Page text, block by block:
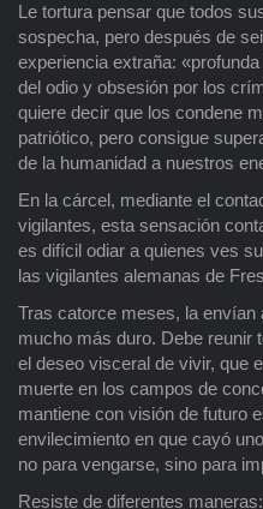
Le tortura pensar que todos
sospecha, pero después de
experiencia extraña:
del odio y obsesión por los
quiere decir que los condene
patriótico, pero consigue
de la humanidad a nuestros
En la cárcel, mediante el
vigilantes, esta sensación
es difícil odiar a quienes ves
las vigilantes alemanas de
Tras catorce meses, la
mucho más duro. Debe reunir
el deseo visceral de vivir, que
muerte en los campos de
mantiene con visión de futuro
envilecimiento en que cayó
no para vengarse, sino para
Resiste de diferentes